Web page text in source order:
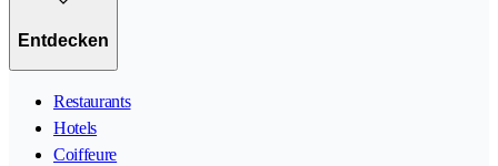
Entdecken
Restaurants
Hotels
Coiffeure